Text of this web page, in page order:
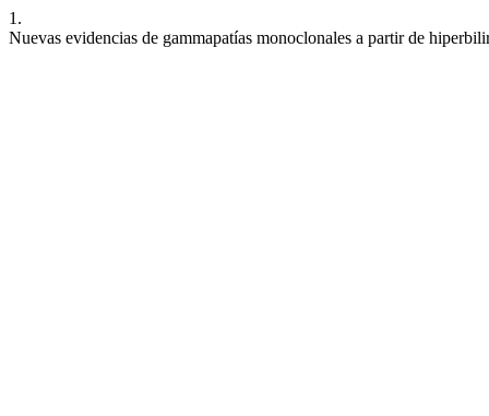
1.
Nuevas evidencias de gammapatías monoclonales a partir de